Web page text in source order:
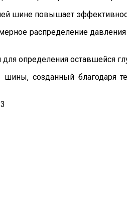
шине повышает
распределение
определения оставшейся
созданный благодаря